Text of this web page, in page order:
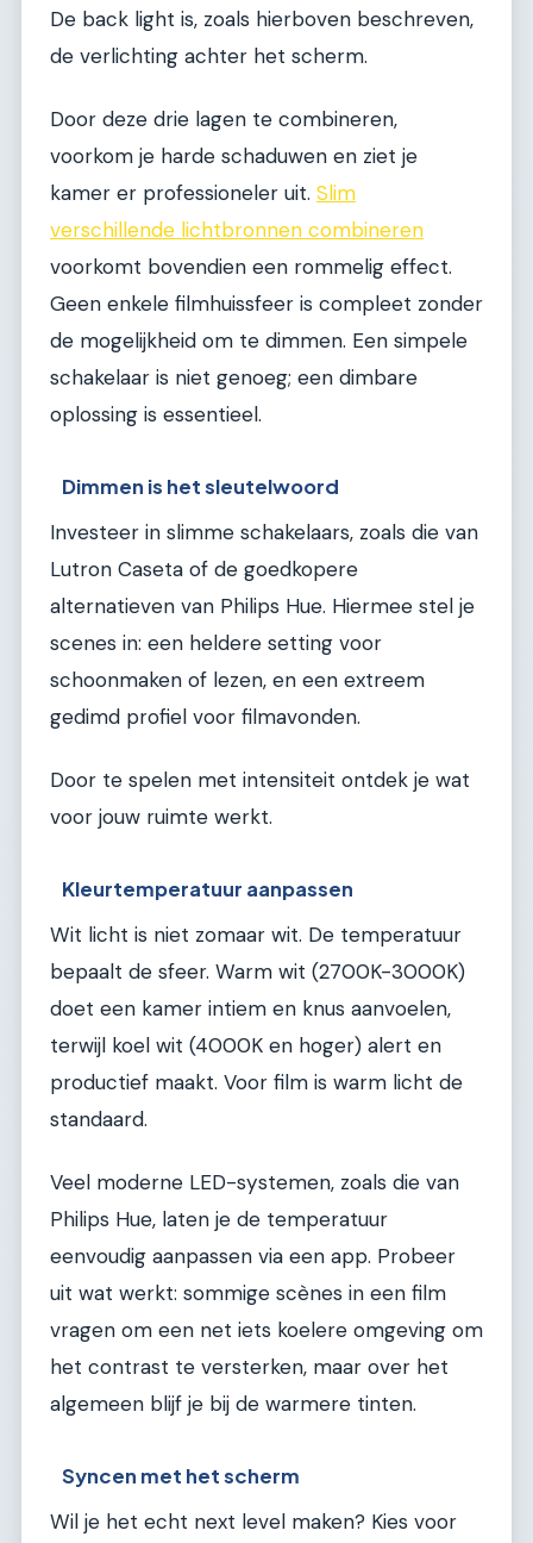
De back light is, zoals hierboven beschreven,
de verlichting achter het scherm.
Door deze drie lagen te combineren,
voorkom je harde schaduwen en ziet je
kamer er professioneler uit. Slim
verschillende lichtbronnen combineren
voorkomt bovendien een rommelig effect.
Geen enkele filmhuissfeer is compleet zonder
de mogelijkheid om te dimmen. Een simpele
schakelaar is niet genoeg; een dimbare
oplossing is essentieel.
Dimmen is het sleutelwoord
Investeer in slimme schakelaars, zoals die van
Lutron Caseta of de goedkopere
alternatieven van Philips Hue. Hiermee stel je
scenes in: een heldere setting voor
schoonmaken of lezen, en een extreem
gedimd profiel voor filmavonden.
Door te spelen met intensiteit ontdek je wat
voor jouw ruimte werkt.
Kleurtemperatuur aanpassen
Wit licht is niet zomaar wit. De temperatuur
bepaalt de sfeer. Warm wit (2700K-3000K)
doet een kamer intiem en knus aanvoelen,
terwijl koel wit (4000K en hoger) alert en
productief maakt. Voor film is warm licht de
standaard.
Veel moderne LED-systemen, zoals die van
Philips Hue, laten je de temperatuur
eenvoudig aanpassen via een app. Probeer
uit wat werkt: sommige scènes in een film
vragen om een net iets koelere omgeving om
het contrast te versterken, maar over het
algemeen blijf je bij de warmere tinten.
Syncen met het scherm
Wil je het echt next level maken? Kies voor